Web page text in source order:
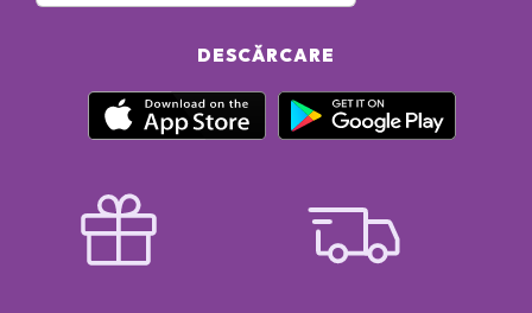
DESCĂRCARE